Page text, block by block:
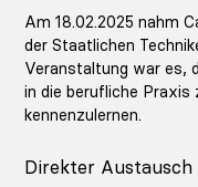
Am 18.02.2025 nahm
der Staatlichen
Veranstaltung war es,
in die berufliche Praxis
kennenzulernen.
Direkter